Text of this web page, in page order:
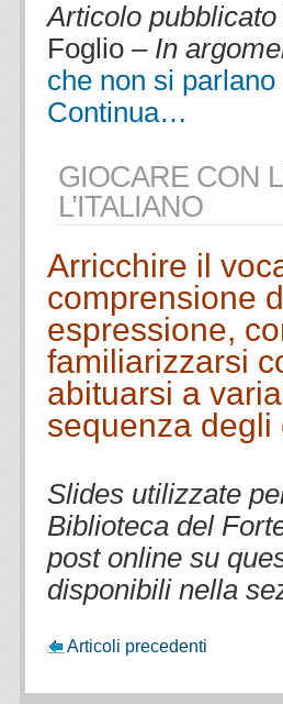
Articolo
Foglio – In
che non si parlano
Continua…
GIOCARE CON
L’ITALIANO
Arricchire il
comprensione
espressione,
familiarizzarsi
abituarsi a
sequenza
Slides utilizzate
Biblioteca del
post online su
disponibili nella
Articoli precedenti